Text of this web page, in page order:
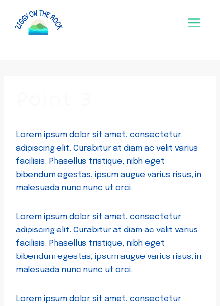
content
Lorem ipsum dolor sit amet, consectetur
adipiscing elit. Curabitur at diam ac velit varius
facilisis. Phasellus tristique, nibh eget
bibendum egestas, ipsum augue varius risus, in
malesuada nunc nunc ut orci.
Lorem ipsum dolor sit amet, consectetur
adipiscing elit. Curabitur at diam ac velit varius
facilisis. Phasellus tristique, nibh eget
bibendum egestas, ipsum augue varius risus, in
malesuada nunc nunc ut orci.
Lorem ipsum dolor sit amet, consectetur